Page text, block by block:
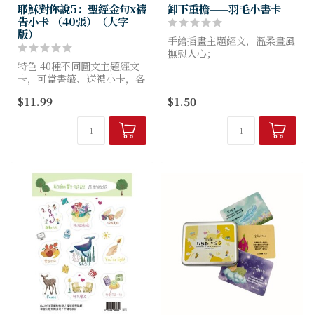
耶穌對你說5：聖經金句x禱
告小卡 （40張）（大字
版）
特色 40種不同圖文主題經文
卡，可當書籤、送禮小卡，各
地提醒耶穌要對你我說的話。
正面：手繪插畫主題經文，溫
柔畫風撫慰人心；
$11.99
卸下重擔——羽毛小書卡
手繪插畫主題經文，溫柔畫風
撫慰人心；
尺寸：15X5cm
$1.50